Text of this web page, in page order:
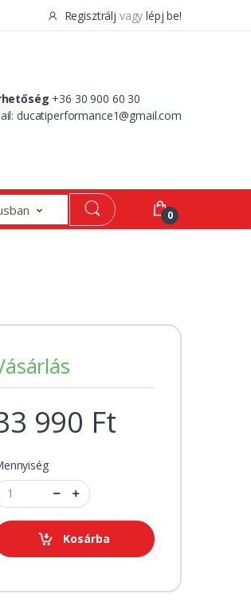
Regisztrálj vagy lépj be!
+36 30 900 60 30
ducatiperformance1@gmail.com
0
990 Ft
Kosárba